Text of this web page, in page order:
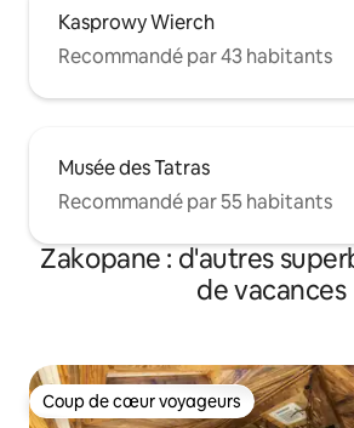
Kasprowy Wierch
Recommandé par 43 habitants
Musée des Tatras
Recommandé par 55 habitants
Zakopane : d'autres
de vacances
Coup de cœur voyageurs
Coup de cœur voyageurs